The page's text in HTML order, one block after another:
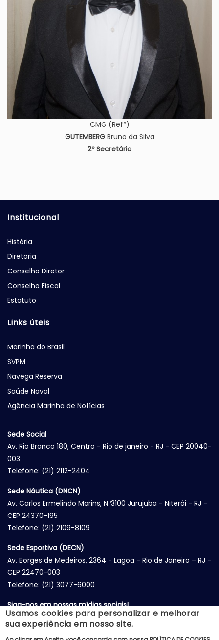
CMG (Refº)
GUTEMBERGBruno da Silva
2º Secretário
Institucional
História
Diretoria
Conselho Diretor
Conselho Fiscal
Estatuto
Links úteis
Marinha do Brasil
SVPM
Navega Reserva
Saúde Naval
Agência Marinha de Notícias
Sede Social
Av. Rio Branco 180, Centro - Rio de janeiro - RJ - CEP 20040-
003
Telefone: (21) 2112-2404
Sede Náutica (DNCN)
Av. Carlos Ermelindo Marins, Nº3100 Jurujuba - Niterói - RJ -
CEP 24370-195
Telefone: (21) 2109-8109
Sede Esportiva (DECN)
Av. Borges de Medeiros, 2364 - Lagoa - Rio de Janeiro – RJ -
CEP 22470-003
Telefone: (21) 3077-6000
Siga-nos em nossas mídias sociais!
Usamos cookies para personalizar e melhorar
sua experiência em nosso site.